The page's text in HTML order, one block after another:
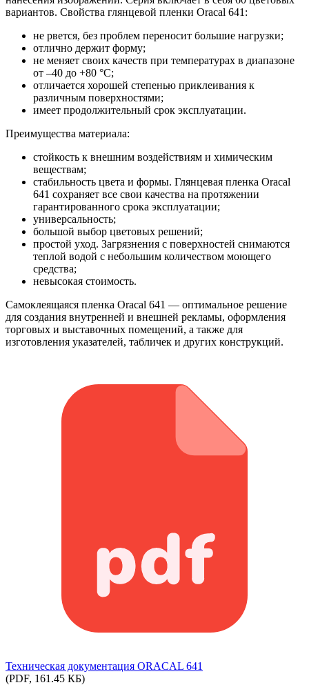
вариантов. Свойства глянцевой пленки Oracal 641:
не рвется, без проблем переносит большие нагрузки;
отлично держит форму;
не меняет своих качеств при температурах в диапазоне
от –40 до +80 °С;
отличается хорошей степенью приклеивания к
различным поверхностями;
имеет продолжительный срок эксплуатации.
Преимущества материала:
стойкость к внешним воздействиям и химическим
веществам;
стабильность цвета и формы. Глянцевая пленка Oracal
641 сохраняет все свои качества на протяжении
гарантированного срока эксплуатации;
универсальность;
большой выбор цветовых решений;
простой уход. Загрязнения с поверхностей снимаются
теплой водой с небольшим количеством моющего
средства;
невысокая стоимость.
Самоклеящаяся пленка Oracal 641 — оптимальное решение
для создания внутренней и внешней рекламы, оформления
торговых и выставочных помещений, а также для
изготовления указателей, табличек и других конструкций.
Техническая документация ORACAL 641
(PDF, 161.45 КБ)